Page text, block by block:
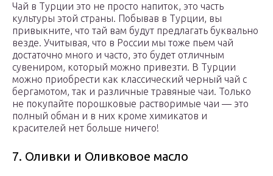
Чай в Турции это не просто напиток, это часть
культуры этой страны. Побывав в Турции, вы
привыкните, что тай вам будут предлагать буквально
везде. Учитывая, что в России мы тоже пьем чай
достаточно много и часто, это будет отличным
сувениром, который можно привезти. В Турции
можно приобрести как классический черный чай с
бергамотом, так и различные травяные чаи. Только
не покупайте порошковые растворимые чаи — это
полный обман и в них кроме химикатов и
красителей нет больше ничего!
7. Оливки и Оливковое масло